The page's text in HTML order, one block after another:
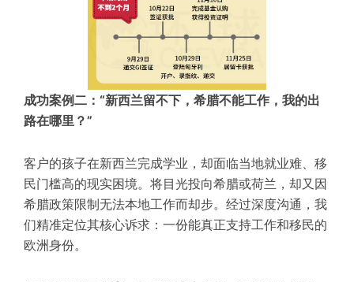
成功案例二：“新西兰留不下，希腊不能工作，我的出
路在哪里？”
客户的孩子在新西兰完成学业，却面临当地就业难、移
民门槛高的现实困境。将目光投向希腊或荷兰，却又因
希腊政策限制无法本地工作而却步。经过深度沟通，我
们精准定位其核心诉求：一份能真正支持工作和移民的
欧洲身份。